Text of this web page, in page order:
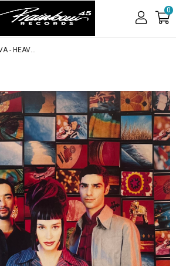
0
EKOVA - HEAVEN'S DUST